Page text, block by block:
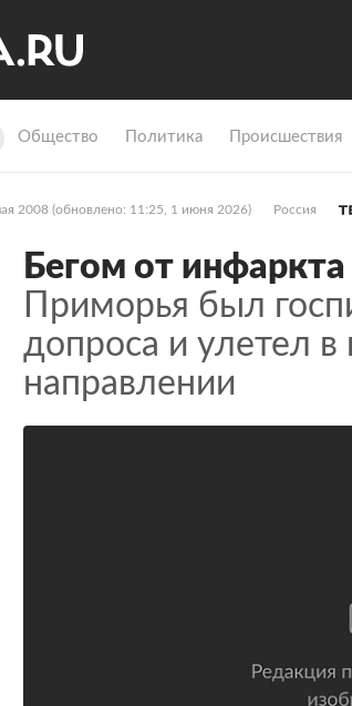
Общество Политика Происшествия
2008 (обновлено: 11:25, 1 июня 2026) Россия
Бегом от инфаркта
Приморья был
допроса и улетел в
направлении